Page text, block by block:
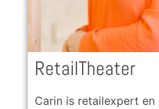
RetailTheater
Carin is retailexpert